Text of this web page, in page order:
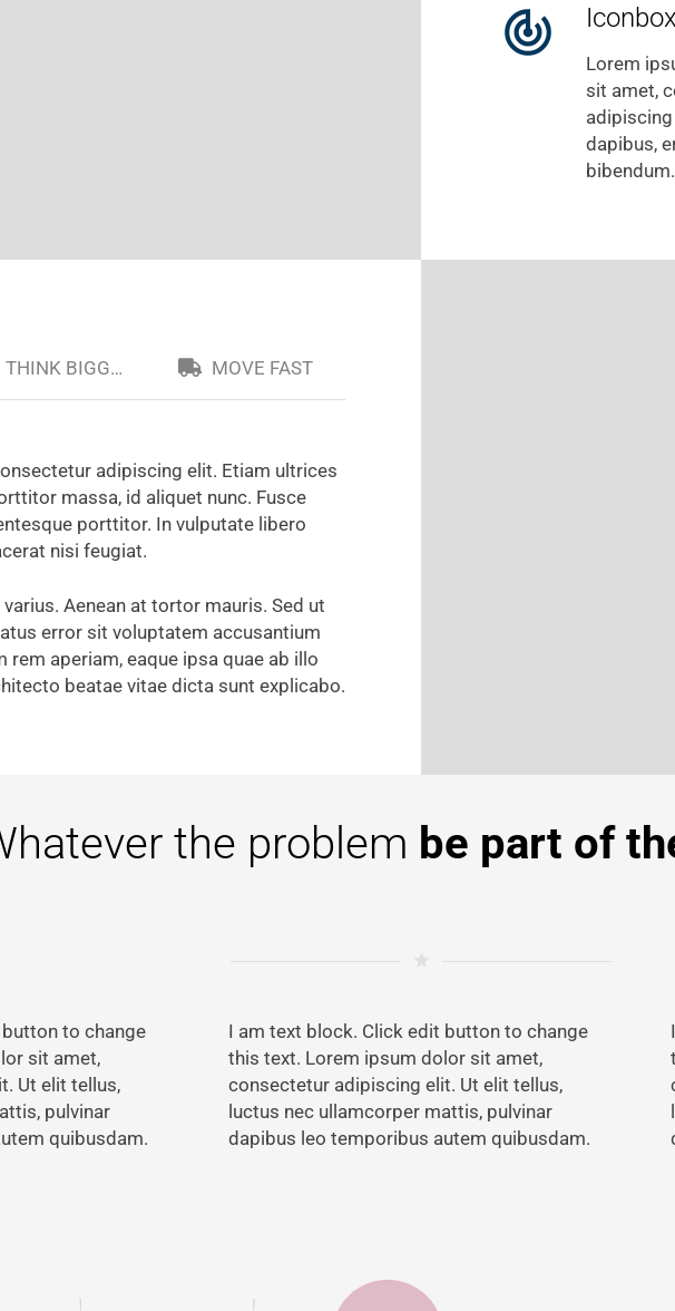
track_changes
Lorem
sit amet,
dapibus,
bibendum.
THINK BIGGER MOVE FAST
adipiscing elit. Etiam ultrices
massa, id aliquet nunc. Fusce
porttitor. In vulputate libero
nisi feugiat.
Aenean at tortor mauris. Sed ut
error sit voluptatem accusantium
aperiam, eaque ipsa quae ab illo
beatae vitae dicta sunt explicabo.
the problem be part of
to change
sit amet,
Ut elit tellus,
pulvinar
quibusdam.
I am text block. Click edit button to change
this text. Lorem ipsum dolor sit amet,
consectetur adipiscing elit. Ut elit tellus,
luctus nec ullamcorper mattis, pulvinar
dapibus leo temporibus autem quibusdam.